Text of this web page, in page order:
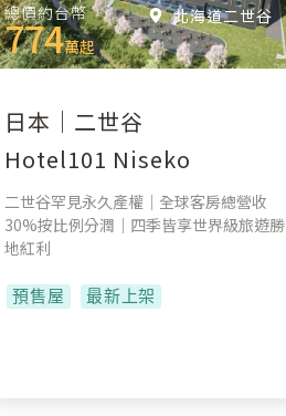
總價約台幣
774萬起
北海道二世谷
日本｜二世谷
Hotel101 Niseko
二世谷罕見永久產權｜全球客房總營收
30%按比例分潤｜四季皆享世界級旅遊勝
地紅利
預售屋 最新上架